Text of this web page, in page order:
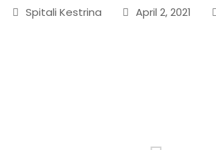
Spitali Kestrina April 2, 2021